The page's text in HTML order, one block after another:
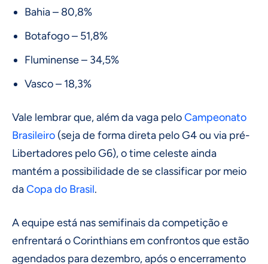
Bahia – 80,8%
Botafogo – 51,8%
Fluminense – 34,5%
Vasco – 18,3%
Vale lembrar que, além da vaga peloCampeonato
Brasileiro (seja de forma direta pelo G4 ou via pré-
Libertadores pelo G6), o time celeste ainda
mantém a possibilidade de se classificar por meio
daCopa do Brasil.
A equipe está nas semifinais da competição e
enfrentará o Corinthians em confrontos que estão
agendados para dezembro, após o encerramento